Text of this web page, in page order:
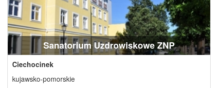
Sanatorium Uzdrowiskowe ZNP
Ciechocinek
kujawsko-pomorskie